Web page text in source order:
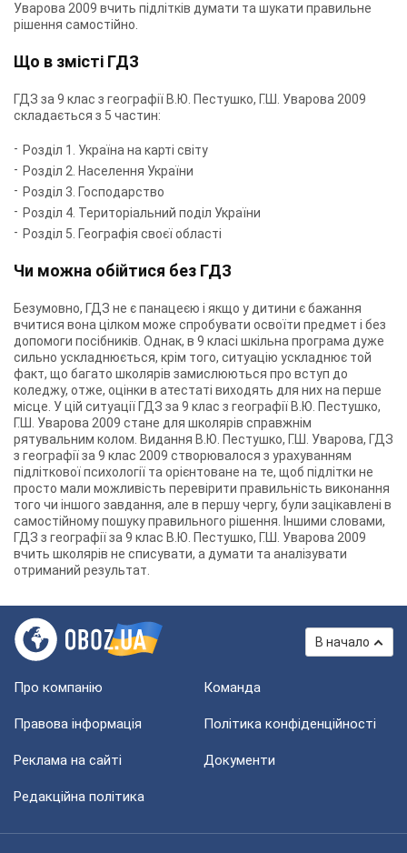
Уварова 2009 вчить підлітків думати та шукати правильне
рішення самостійно.
Що в змісті ГДЗ
ГДЗ за 9 клас з географії В.Ю. Пестушко, Г.Ш. Уварова 2009
складається з 5 частин:
Розділ 1. Україна на карті світу
Розділ 2. Населення України
Розділ 3. Господарство
Розділ 4. Територіальний поділ України
Розділ 5. Географія своєї області
Чи можна обійтися без ГДЗ
Безумовно, ГДЗ не є панацеєю і якщо у дитини є бажання
вчитися вона цілком може спробувати освоїти предмет і без
допомоги посібників. Однак, в 9 класі шкільна програма дуже
сильно ускладнюється, крім того, ситуацію ускладнює той
факт, що багато школярів замислюються про вступ до
коледжу, отже, оцінки в атестаті виходять для них на перше
місце. У цій ситуації ГДЗ за 9 клас з географії В.Ю. Пестушко,
Г.Ш. Уварова 2009 стане для школярів справжнім
рятувальним колом. Видання В.Ю. Пестушко, Г.Ш. Уварова, ГДЗ
з географії за 9 клас 2009 створювалося з урахуванням
підліткової психології та орієнтоване на те, щоб підлітки не
просто мали можливість перевірити правильність виконання
того чи іншого завдання, але в першу чергу, були зацікавлені в
самостійному пошуку правильного рішення. Іншими словами,
ГДЗ з географії за 9 клас В.Ю. Пестушко, Г.Ш. Уварова 2009
вчить школярів не списувати, а думати та аналізувати
отриманий результат.
В начало
Про компанію Команда
Правова інформація Політика конфіденційності
Реклама на сайті Документи
Редакційна політика